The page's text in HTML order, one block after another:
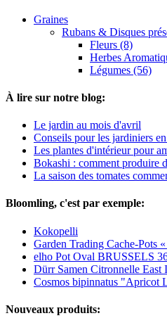
Graines
Rubans & Disques
Fleurs (8)
Herbes
Légumes (56)
À lire sur notre blog:
Le jardin au mois d'avril
Conseils pour les jardiniers
Les plantes d'intérieur pour
Bokashi : comment produire
La saison des tomates
Bloomling, c'est par exemple:
Kokopelli
Garden Trading Cache-Pots
elho Pot Oval BRUSSELS
Dürr Samen Citronnelle East
Cosmos bipinnatus "Apricot
Nouveaux produits: